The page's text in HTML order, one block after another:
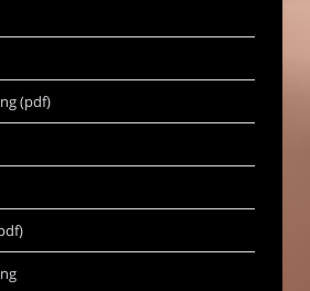
(pdf)